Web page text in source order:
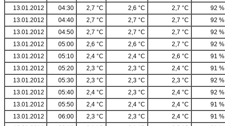
13.01.2012
04:30 2,7 °C 2,6 °C 2,7 °C
92 %
13.01.2012
04:40 2,7 °C 2,7 °C 2,7 °C
92 %
13.01.2012
04:50 2,7 °C 2,7 °C 2,7 °C
92 %
13.01.2012
05:00 2,6 °C 2,6 °C 2,7 °C
92 %
13.01.2012
05:10 2,4 °C 2,4 °C 2,6 °C
91 %
13.01.2012
05:20 2,3 °C 2,3 °C 2,4 °C
91 %
13.01.2012
05:30 2,3 °C 2,3 °C 2,3 °C
92 %
13.01.2012
05:40 2,4 °C 2,3 °C 2,4 °C
92 %
13.01.2012
05:50 2,4 °C 2,4 °C 2,4 °C
91 %
13.01.2012
06:00 2,3 °C 2,3 °C 2,4 °C
91 %